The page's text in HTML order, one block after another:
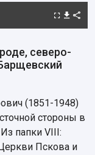
северо-
(1851-1948)
стороны в
папки VIII:
Пскова и